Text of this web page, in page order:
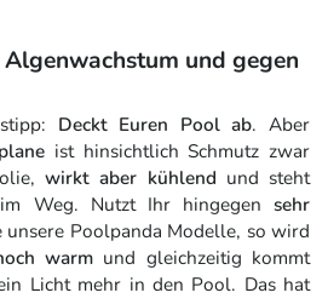
und gegen
Deckt Euren Pool ab. Aber
ist hinsichtlich Schmutz zwar
wirkt aber kühlend und steht
Weg. Nutzt Ihr hingegen sehr
unsere Poolpanda Modelle, so wird
warm und gleichzeitig kommt
Licht mehr in den Pool. Das hat